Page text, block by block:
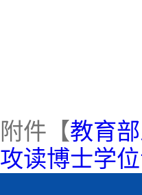
附件【教育
攻读博士学